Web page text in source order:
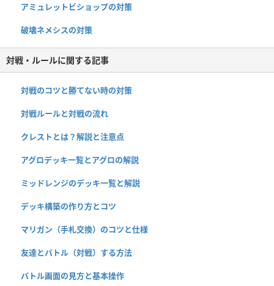
アミュレットビショップの対策
破壊ネメシスの対策
対戦・ルールに関する記事
対戦のコツと勝てない時の対策
対戦ルールと対戦の流れ
クレストとは？解説と注意点
アグロデッキ一覧とアグロの解説
ミッドレンジのデッキ一覧と解説
デッキ構築の作り方とコツ
マリガン（手札交換）のコツと仕様
友達とバトル（対戦）する方法
バトル画面の見方と基本操作